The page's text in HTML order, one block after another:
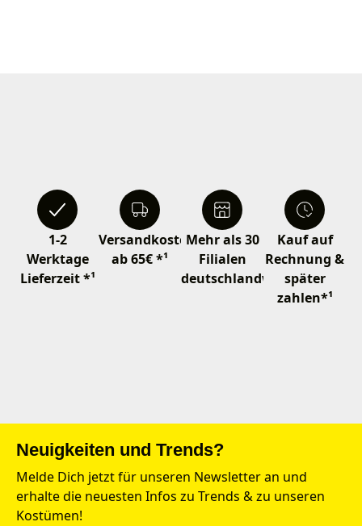
1-2
Werktage
Lieferzeit *¹
Versandkostenfrei
ab 65€ *¹
Mehr als 30
Filialen
deutschlandweit
Kauf auf
Rechnung &
später
zahlen*¹
Neuigkeiten und Trends?
Melde Dich jetzt für unseren Newsletter an und
erhalte die neuesten Infos zu Trends & zu unseren
Kostümen!